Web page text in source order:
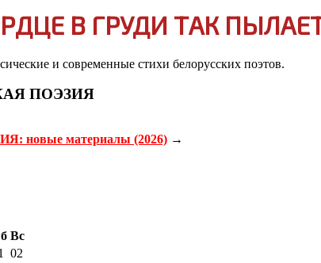
В ГРУДИ ТАК
и современные стихи белорусских поэтов.
ПОЭЗИЯ
новые материалы (2026) →
Вс
02